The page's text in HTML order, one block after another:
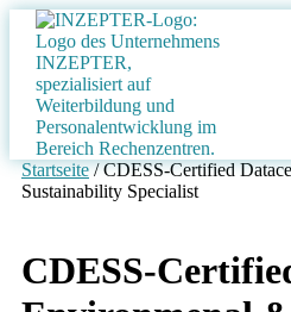
Startseite/ CDESS-Certified
Sustainability Specialist
CDESS-